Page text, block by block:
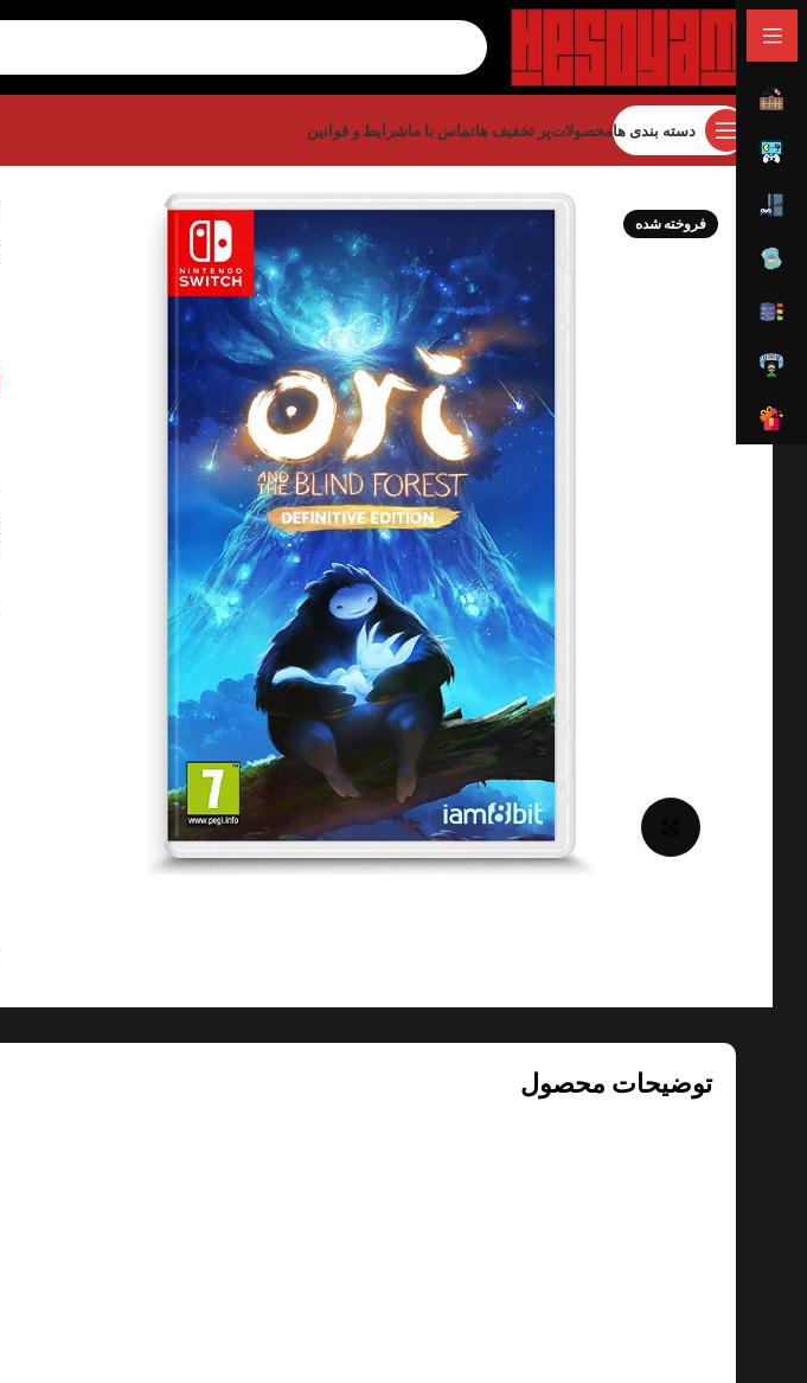
دسته بندی هامحصولاتپر تخفیف هاتماس با ماشرایط و قوانین
خانه بازی بازی نینتندو
فروخته شده
برای بزرگنمایی کلیک کنید
توضیحات محصول